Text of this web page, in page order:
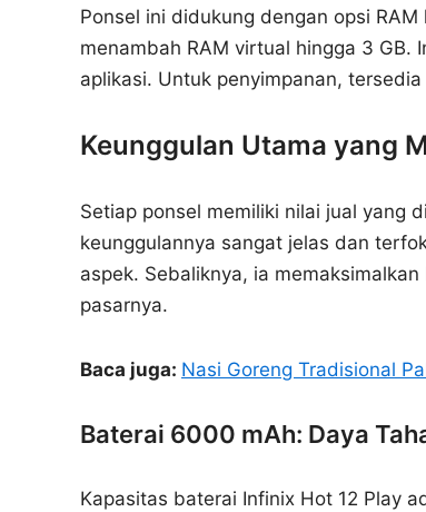
Ponsel ini didukung dengan opsi
menambah RAM virtual hingga 3 GB.
aplikasi. Untuk penyimpanan,
Keunggulan Utama yang
Setiap ponsel memiliki nilai jual yang
keunggulannya sangat jelas dan
aspek. Sebaliknya, ia
pasarnya.
Baca juga: Nasi Goreng Tradisional
Baterai 6000 mAh: Daya
Kapasitas baterai Infinix Hot 12 Play